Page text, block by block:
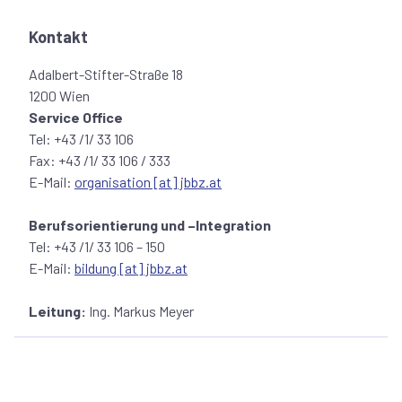
Voraussetzung, um sich einzuleben und heimisch zu
fühlen. Im Jüdischen Beruflichen Bildungszentrum (JBBZ)
in Wien bekommen Jugendliche und Erwachsene
verschiedener Länder eine Sprach- und Berufsausbildung
im Einklang mit ihrer jüdischen Religion und Kultur.
Kontakt
Adalbert-Stifter-Straße 18
1200 Wien
Service Office
Tel: +43 /1/ 33 106
Fax: +43 /1/ 33 106 / 333
E-Mail: organisation [at] jbbz.at
Berufsorientierung und –Integration
Tel: +43 /1/ 33 106 – 150
E-Mail: bildung [at] jbbz.at
Leitung: Ing. Markus Meyer